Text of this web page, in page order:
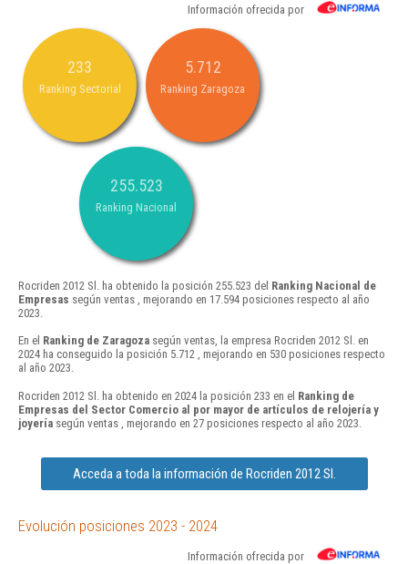
Información ofrecida por
233
Ranking Sectorial
5.712
Ranking Zaragoza
255.523
Ranking Nacional
Rocriden 2012 Sl. ha obtenido la posición 255.523 del Ranking Nacional de
Empresas según ventas , mejorando en 17.594 posiciones respecto al año
2023.
En el Ranking de Zaragoza según ventas, la empresa Rocriden 2012 Sl. en
2024 ha conseguido la posición 5.712 , mejorando en 530 posiciones respecto
al año 2023.
Rocriden 2012 Sl. ha obtenido en 2024 la posición 233 en el Ranking de
Empresas del Sector Comercio al por mayor de artículos de relojería y
joyería según ventas , mejorando en 27 posiciones respecto al año 2023.
Acceda a toda la información de Rocriden 2012 Sl.
Evolución posiciones 2023 - 2024
Información ofrecida por